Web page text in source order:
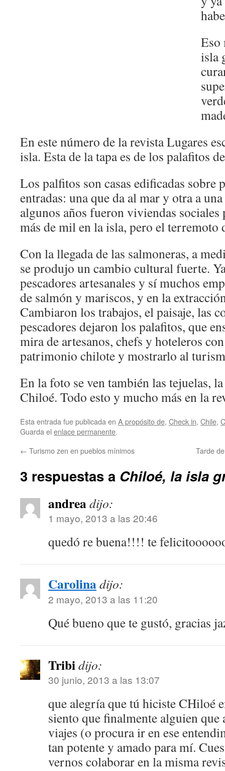
Eso
isla
En este número de la revista Lugares
isla. Esta de la tapa es de los palafitos
Los palfitos son casas edificadas sobre
entradas: una que da al mar y otra a
algunos años fueron viviendas sociales
más de mil en la isla, pero el
Con la llegada de las salmoneras, a
se produjo un cambio cultural fuerte.
pescadores artesanales y sí muchos
de salmón y mariscos, y en la
Cambiaron los trabajos, el paisaje, las
pescadores dejaron los palafitos, que
mira de artesanos, chefs y hoteleros
patrimonio chilote y mostrarlo al
En la foto se ven también las tejuelas,
Chiloé. Todo esto y mucho más en la
Esta entrada fue publicada en A propósito de, Check in, Chile,
Guarda el enlace permanente.
← Turismo zen en pueblos mínimos Tarde
3 respuestas a Chiloé, la isla
andreadijo:
1 mayo, 2013 a las 20:46
quedó re buena!!!! te
Carolinadijo:
2 mayo, 2013 a las 11:20
Qué bueno que te gustó, gracias
Tribidijo:
30 junio, 2013 a las 13:07
que alegría que tú hiciste CHiloé
siento que finalmente alguien que
viajes (o procura ir en ese
tan potente y amado para mí.
vernos colaborar en la misma